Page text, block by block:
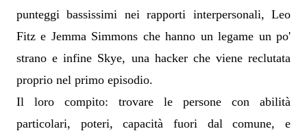
punteggi bassissimi nei rapporti interpersonali, Leo
Fitz e Jemma Simmons che hanno un legame un po'
strano e infine Skye, una hacker che viene reclutata
proprio nel primo episodio.
Il loro compito: trovare le persone con abilità
particolari, poteri, capacità fuori dal comune, e